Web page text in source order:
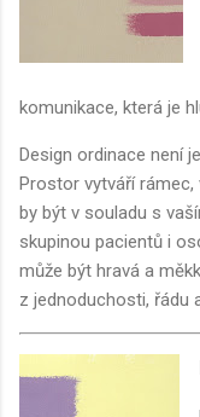
komunikace, která je
Design ordinace není
Prostor vytváří rámec,
by být v souladu s
skupinou pacientů i
může být hravá a
z jednoduchosti, řádu